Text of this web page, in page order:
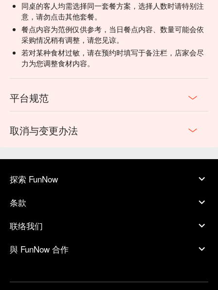
同桌的客人均需选择同一套餐方案，选择人数时请特别注
意，请勿点击其他套餐。
餐点内容为范例仅供参考，当日餐点内容、数量可能会依
采购情况稍有调整，请您见谅。
若对某种食材过敏，请在预约时填写于备注栏，店家会尽
力为您调整食材内容。
平台规范
取消与变更办法
探索 FunNow
条款
联络我们
與 FunNow 合作